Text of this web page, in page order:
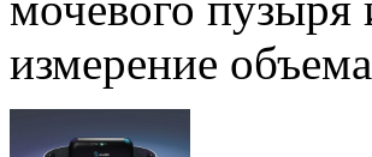
измерение